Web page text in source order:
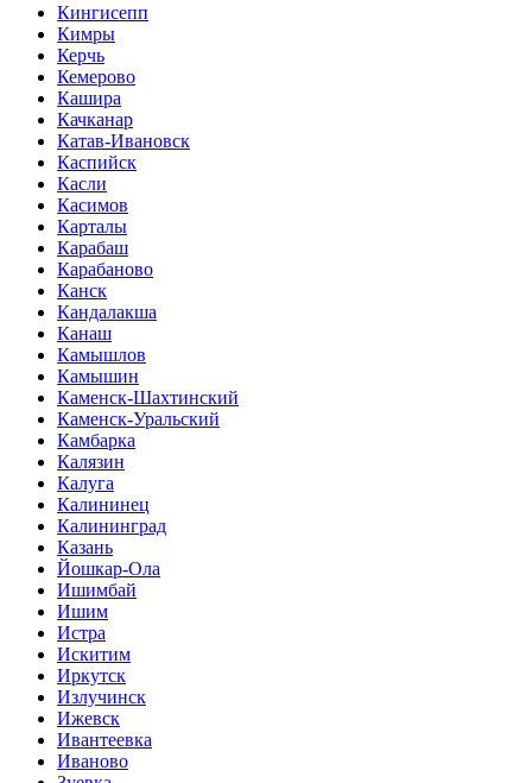
Кингисепп
Кимры
Керчь
Кемерово
Кашира
Качканар
Катав-Ивановск
Каспийск
Касли
Касимов
Карталы
Карабаш
Карабаново
Канск
Кандалакша
Канаш
Камышлов
Камышин
Каменск-Шахтинский
Каменск-Уральский
Камбарка
Калязин
Калуга
Калининец
Калининград
Казань
Йошкар-Ола
Ишимбай
Ишим
Истра
Искитим
Иркутск
Излучинск
Ижевск
Ивантеевка
Иваново